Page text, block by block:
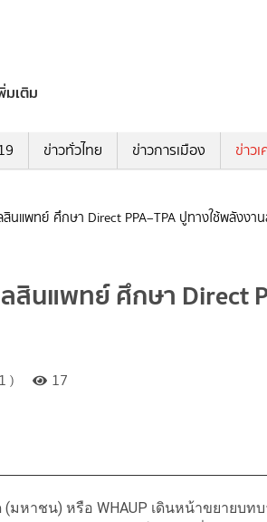
มเติม
ข่าวทั่วไทย ข่าวการเมือง ข่าว
นแพทย์ ศึกษา Direct PPA–TPA ปูทางใช้พลังงาน
สินแพทย์ ศึกษา Direct
) 17
มหาชน) หรือ WHAUP เดินหน้าขยายบท